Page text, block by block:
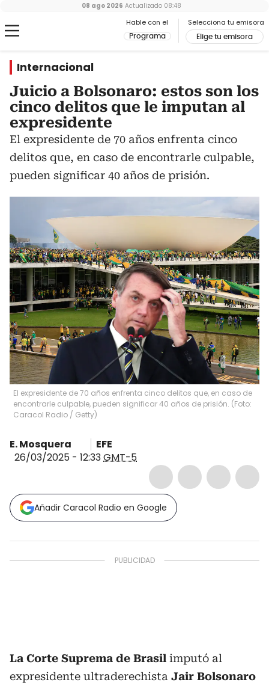
Hable con el
Programa
Selecciona tu emisora
Elige tu emisora
08 ago 2026 Actualizado 08:48
Internacional
Juicio a Bolsonaro: estos son los
cinco delitos que le imputan al
expresidente
El expresidente de 70 años enfrenta cinco
delitos que, en caso de encontrarle culpable,
pueden significar 40 años de prisión.
El expresidente de 70 años enfrenta cinco delitos que, en caso de
encontrarle culpable, pueden significar 40 años de prisión. (Foto:
Caracol Radio / Getty)
E. Mosquera
EFE
26/03/2025 - 12:33GMT-5
Añadir Caracol Radio en Google
La Corte Suprema de Brasil imputó al
expresidente ultraderechista Jair Bolsonaro